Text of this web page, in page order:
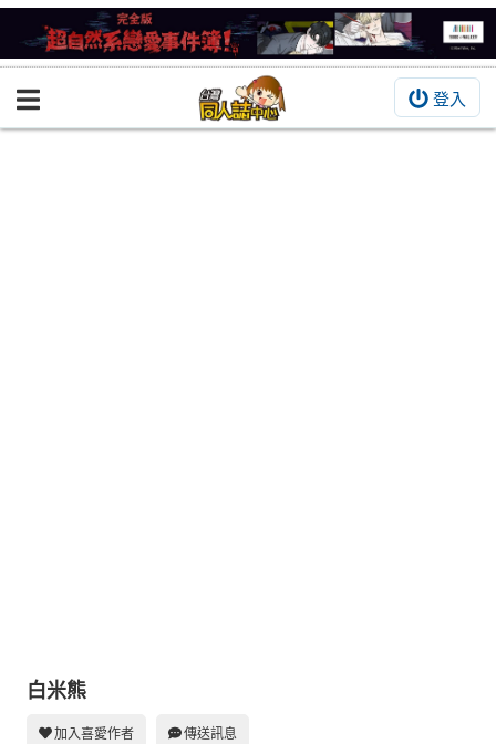
登入
BOOKY書集倉庫
攤位轉讓區
白米熊
加入喜愛作者 傳送訊息